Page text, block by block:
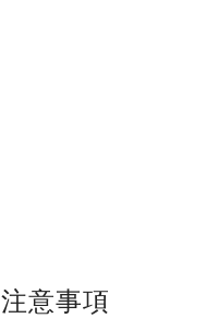
意事項